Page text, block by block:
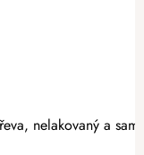
nelakovaný a